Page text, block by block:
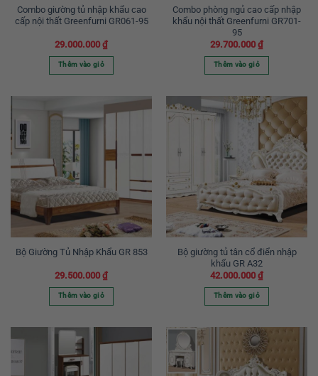
Combo giường tủ nhập khẩu cao
cấp nội thất Greenfurni GR061-95
29.000.000 ₫
Thêm vào giỏ
Combo phòng ngủ cao cấp nhập
khẩu nội thất Greenfurni GR701-
95
29.700.000 ₫
Thêm vào giỏ
Bộ Giường Tủ Nhập Khẩu GR 853
29.500.000 ₫
Thêm vào giỏ
Bộ giường tủ tân cổ điển nhập
khẩu GR A32
42.000.000 ₫
Thêm vào giỏ